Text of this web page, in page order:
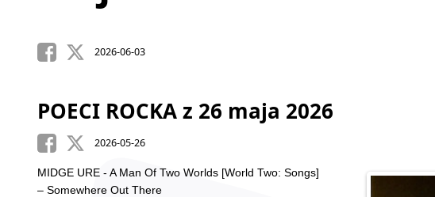
2026-06-03
POECI ROCKA z 26 maja 2026
2026-05-26
MIDGE URE - A Man Of Two Worlds [World Two: Songs]
– Somewhere Out There